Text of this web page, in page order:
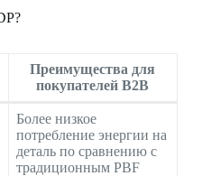
Преимущества для
покупателей B2B
Более низкое
потребление энергии на
деталь по сравнению с
традиционным PBF